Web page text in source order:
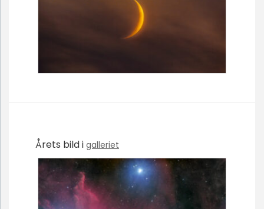
Årets bild i galleriet